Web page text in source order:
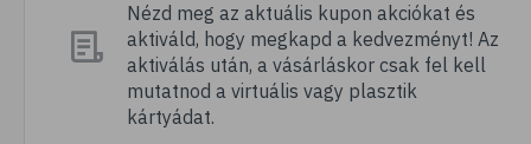
Nézd meg az aktuális kupon akciókat és
aktiváld, hogy megkapd a kedvezményt! Az
aktiválás után, a vásárláskor csak fel kell
mutatnod a virtuális vagy plasztik
kártyádat.